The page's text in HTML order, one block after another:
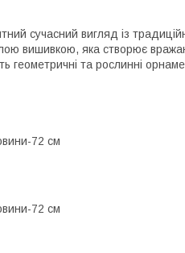
сучасний вигляд із
вишивкою, яка створює
геометричні та рослинні
72 см
72 см